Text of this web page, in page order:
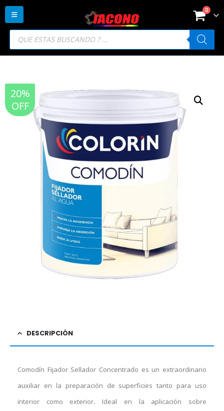
Búsqueda
productos
0
20%
OFF
DESCRIPCIÓN
Comodín Fijador Sellador Concentrado es un extraordinario
auxiliar en la preparación de superficies tanto para uso
interior como exterior. Ideal en la aplicación sobre